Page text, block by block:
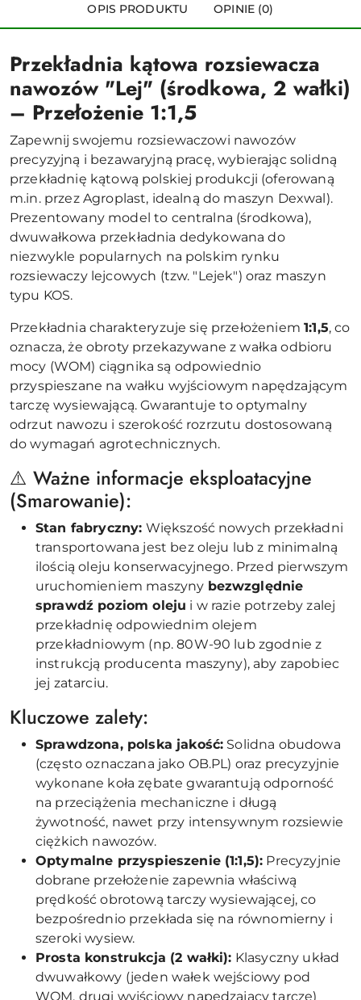
OPIS PRODUKTU OPINIE (0)
Przekładnia kątowa rozsiewacza
nawozów "Lej" (środkowa, 2 wałki)
– Przełożenie 1:1,5
Zapewnij swojemu rozsiewaczowi nawozów
precyzyjną i bezawaryjną pracę, wybierając solidną
przekładnię kątową polskiej produkcji (oferowaną
m.in. przez Agroplast, idealną do maszyn Dexwal).
Prezentowany model to centralna (środkowa),
dwuwałkowa przekładnia dedykowana do
niezwykle popularnych na polskim rynku
rozsiewaczy lejcowych (tzw. "Lejek") oraz maszyn
typu KOS.
Przekładnia charakteryzuje się przełożeniem1:1,5, co
oznacza, że obroty przekazywane z wałka odbioru
mocy (WOM) ciągnika są odpowiednio
przyspieszane na wałku wyjściowym napędzającym
tarczę wysiewającą. Gwarantuje to optymalny
odrzut nawozu i szerokość rozrzutu dostosowaną
do wymagań agrotechnicznych.
⚠️ Ważne informacje eksploatacyjne
(Smarowanie):
Stan fabryczny: Większość nowych przekładni
transportowana jest bez oleju lub z minimalną
ilością oleju konserwacyjnego. Przed pierwszym
uruchomieniem maszyny bezwzględnie
sprawdź poziom oleju i w razie potrzeby zalej
przekładnię odpowiednim olejem
przekładniowym (np. 80W-90 lub zgodnie z
instrukcją producenta maszyny), aby zapobiec
jej zatarciu.
Kluczowe zalety:
Sprawdzona, polska jakość: Solidna obudowa
(często oznaczana jako OB.PL) oraz precyzyjnie
wykonane koła zębate gwarantują odporność
na przeciążenia mechaniczne i długą
żywotność, nawet przy intensywnym rozsiewie
ciężkich nawozów.
Optymalne przyspieszenie (1:1,5): Precyzyjnie
dobrane przełożenie zapewnia właściwą
prędkość obrotową tarczy wysiewającej, co
bezpośrednio przekłada się na równomierny i
szeroki wysiew.
Prosta konstrukcja (2 wałki): Klasyczny układ
dwuwałkowy (jeden wałek wejściowy pod
WOM, drugi wyjściowy napędzający tarczę)